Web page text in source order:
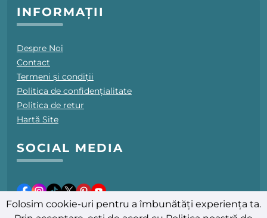
INFORMAȚII
Despre Noi
Contact
Termeni și condiții
Politica de confidențialitate
Politica de retur
Hartă Site
SOCIAL MEDIA
Folosim cookie-uri pentru a îmbunătăți experiența ta.